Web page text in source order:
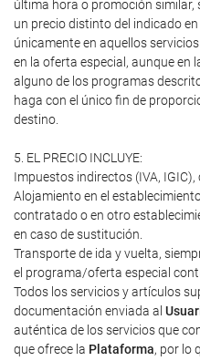
última hora o promoción
un precio distinto del indicado
únicamente en aquellos
en la oferta especial, aunque en
alguno de los programas
haga con el único fin de
destino.
5. EL PRECIO INCLUYE:
Impuestos indirectos (IVA,
Alojamiento en el
contratado o en otro
en caso de sustitución.
Transporte de ida y vuelta,
el programa/oferta especial
Todos los servicios y artículos
documentación enviada al
auténtica de los servicios que
que ofrece la Plataforma, por lo